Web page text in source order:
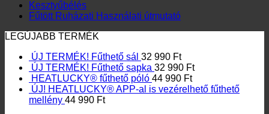
Kesztyűbélés
Fűtött Ruházati Használati útmutató
LEGÚJABB TERMÉK
ÚJ TERMÉK! Fűthető sál 32 990 Ft
ÚJ TERMÉK! Fűthető sapka 32 990 Ft
HEATLUCKY® fűthető póló 44 990 Ft
ÚJ! HEATLUCKY® APP-al is vezérelhető fűthető
mellény 44 990 Ft